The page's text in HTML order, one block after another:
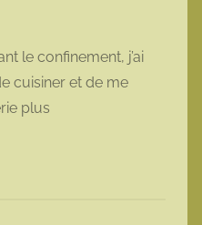
le confinement, j’ai
cuisiner et de me
plus